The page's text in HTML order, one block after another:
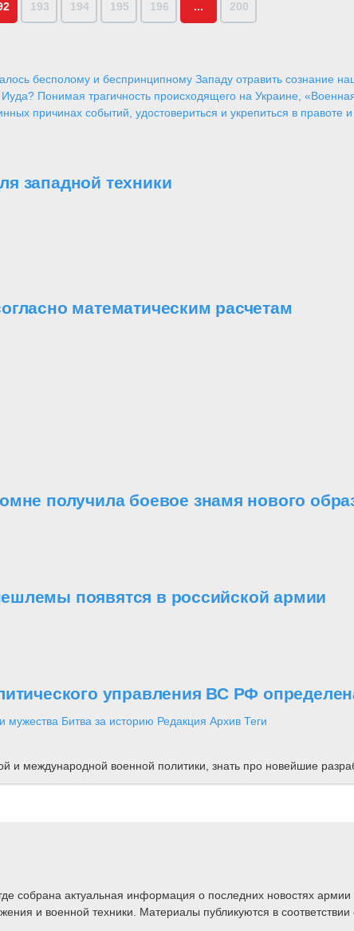
193 194 195 196 ... 200
бесполому и беспринципному Западу отравить сознание
Понимая трагичность происходящего на Украине,
причинах событий, удостовериться и укрепиться в правоте
западной техники
математическим расчетам
получила боевое знамя нового
появятся в российской армии
управления ВС РФ
мужества Битва за историю Редакция Архив Теги
и международной военной политики, знать про новейшие
собрана актуальная информация о последних новостях
и военной техники. Материалы публикуются в